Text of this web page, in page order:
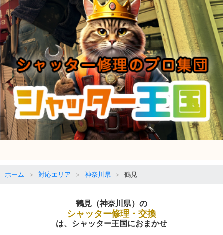
ホーム 対応エリア 神奈川県 鶴見
鶴見（神奈川県）の
シャッター修理・交換
は、シャッター王国におまかせ